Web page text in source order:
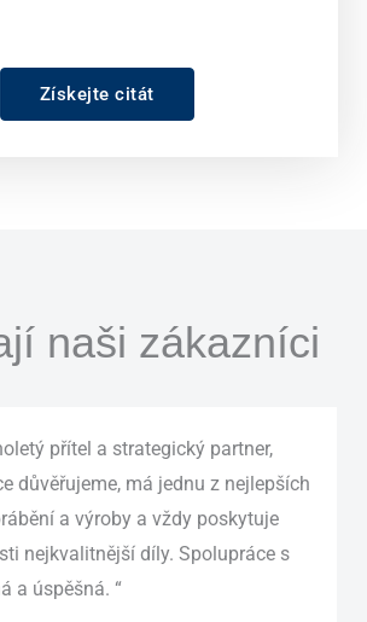
Získejte citát
naši zákazníci
přítel a strategický partner,
důvěřujeme, má jednu z nejlepších
a výroby a vždy poskytuje
nejkvalitnější díly. Spolupráce s
a úspěšná. “